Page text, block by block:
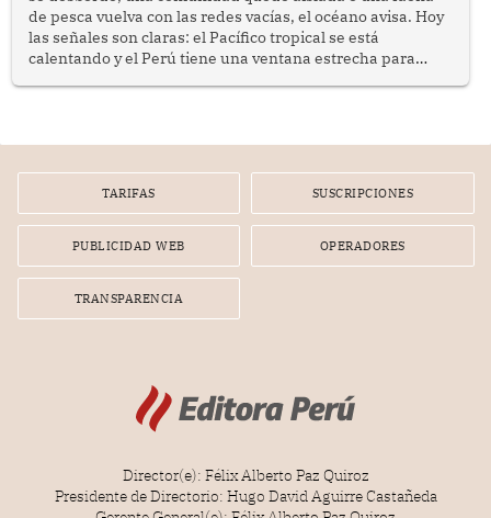
de pesca vuelva con las redes vacías, el océano avisa. Hoy
las señales son claras: el Pacífico tropical se está
calentando y el Perú tiene una ventana estrecha para
TARIFAS SUSCRIPCIONES
PUBLICIDAD WEB OPERADORES
TRANSPARENCIA
Director(e): Félix Alberto Paz Quiroz
Presidente de Directorio: Hugo David Aguirre Castañeda